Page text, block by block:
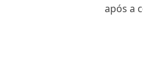
após a